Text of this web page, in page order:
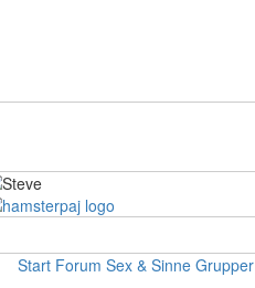
Start Forum Sex & Sinne Grupper